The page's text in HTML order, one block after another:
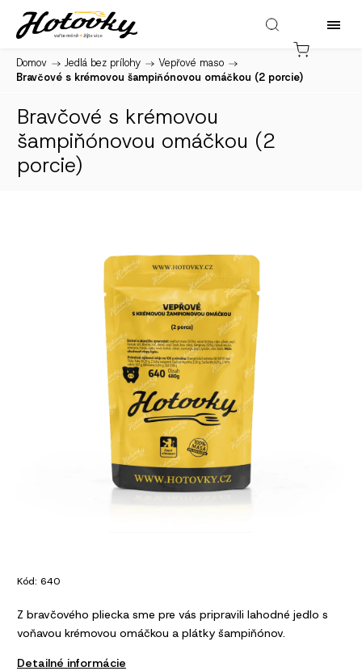
Domov / Jedlá bez prílohy / Vepřové maso /
Bravčové s krémovou šampiňónovou omáčkou (2 porcie)
Bravčové s krémovou
šampiňónovou omáčkou (2
porcie)
Kód: 640
Z bravčového pliecka sme pre vás pripravili lahodné jedlo s
voňavou krémovou omáčkou a plátky šampiňónov.
Detailné informácie